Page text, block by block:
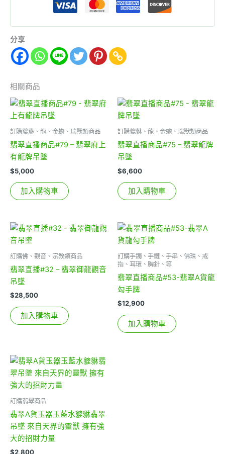
分享
相關商品
訂購貔貅、龍、金蟾、瑞獸類商品
翡翠直播商品#79 – 翡翠府上
有龍牌吊墜
$5,000
加入購物車
訂購貔貅、龍、金蟾、瑞獸類商品
翡翠直播商品#75 – 翡翠龍牌
吊墜
$6,600
加入購物車
訂購佛、觀音、宗教類商品
翡翠直播#32 – 翡翠御龍觀音
吊墜
$28,500
加入購物車
訂購手鐲、手鏈、手串、佛珠、戒
指、耳環、胸針、等
翡翠直播商品#53-翡翠A貨龍
勾手牌
$12,900
加入購物車
訂購翡翠商品
翡翠A貨玉器玉藍水貔貅翡翠
吊墜 來自天界的靈獸 擁有強
大的招財力量
$2,800